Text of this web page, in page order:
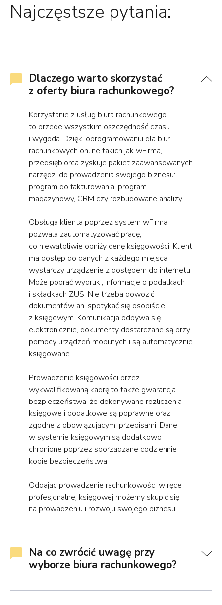
Najczęstsze pytania:
Dlaczego warto skorzystać
z oferty biura rachunkowego?
Korzystanie z usług biura rachunkowego
to przede wszystkim oszczędność czasu
i wygoda. Dzięki oprogramowaniu dla biur
rachunkowych online takich jak wFirma,
przedsiębiorca zyskuje pakiet zaawansowanych
narzędzi do prowadzenia swojego biznesu:
program do fakturowania, program
magazynowy, CRM czy rozbudowane analizy.
Obsługa klienta poprzez system wFirma
pozwala zautomatyzować pracę,
co niewątpliwie obniży cenę księgowości. Klient
ma dostęp do danych z każdego miejsca,
wystarczy urządzenie z dostępem do internetu.
Może pobrać wydruki, informacje o podatkach
i składkach ZUS. Nie trzeba dowozić
dokumentów ani spotykać się osobiście
z księgowym. Komunikacja odbywa się
elektronicznie, dokumenty dostarczane są przy
pomocy urządzeń mobilnych i są automatycznie
księgowane.
Prowadzenie księgowości przez
wykwalifikowaną kadrę to także gwarancja
bezpieczeństwa, że dokonywane rozliczenia
księgowe i podatkowe są poprawne oraz
zgodne z obowiązującymi przepisami. Dane
w systemie księgowym są dodatkowo
chronione poprzez sporządzane codziennie
kopie bezpieczeństwa.
Oddając prowadzenie rachunkowości w ręce
profesjonalnej księgowej możemy skupić się
na prowadzeniu i rozwoju swojego biznesu.
Na co zwrócić uwagę przy
wyborze biura rachunkowego?